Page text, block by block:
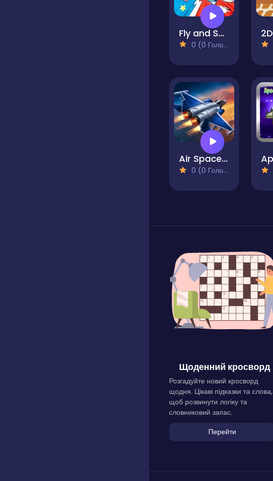
Fly and Shoot 1. Italian Bosses
0 (0 Голосів)
Air Space Shooter
0 (0 Голосів)
Щоденний кросворд
Розгадуйте новий кросворд
щодня. Цікаві підказки та слова,
щоб розвинути логіку та
словниковий запас.
Перейти